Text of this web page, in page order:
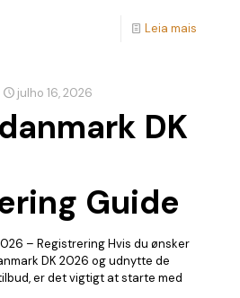
Leia mais
julho 16, 2026
DK
Guide
– Registrering Hvis du ønsker
DK 2026 og udnytte de
er det vigtigt at starte med